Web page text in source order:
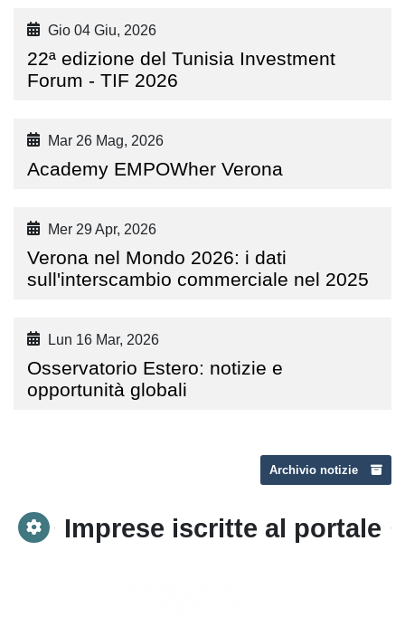
Gio 04 Giu, 2026
22ª edizione del Tunisia Investment
Forum - TIF 2026
Mar 26 Mag, 2026
Academy EMPOWher Verona
Mer 29 Apr, 2026
Verona nel Mondo 2026: i dati
sull'interscambio commerciale nel 2025
Lun 16 Mar, 2026
Osservatorio Estero: notizie e
opportunità globali
Archivio notizie
Imprese iscritte al portale